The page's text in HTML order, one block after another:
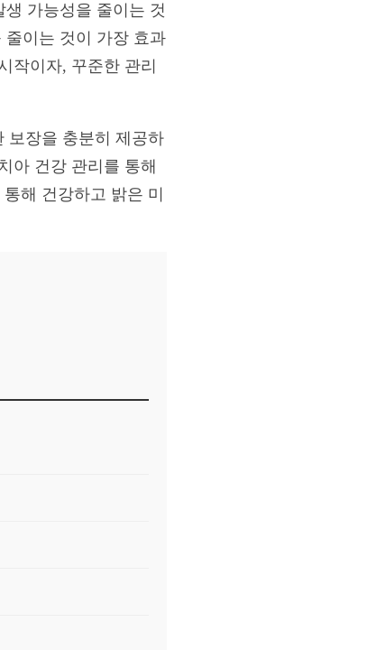
가능성을 줄이는 것
이는 것이 가장 효과
작이자, 꾸준한 관리
보장을 충분히 제공하
아 건강 관리를 통해
해 건강하고 밝은 미